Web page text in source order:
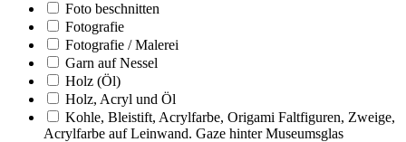
Foto beschnitten
Fotografie
Fotografie / Malerei
Garn auf Nessel
Holz (Öl)
Holz, Acryl und Öl
Kohle, Bleistift, Acrylfarbe, Origami Faltfiguren, Zweige,
Acrylfarbe auf Leinwand. Gaze hinter Museumsglas